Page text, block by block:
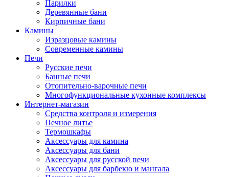
Парилки
Деревянные бани
Кирпичные бани
Камины
Изразцовые камины
Современные камины
Печи
Русские печи
Банные печи
Отопительно-варочные печи
Многофункциональные кухонные комплексы
Интернет-магазин
Средства контроля и измерения
Печное литье
Термошкафы
Аксессуары для камина
Аксессуары для бани
Аксессуары для русской печи
Аксессуары для барбекю и мангала